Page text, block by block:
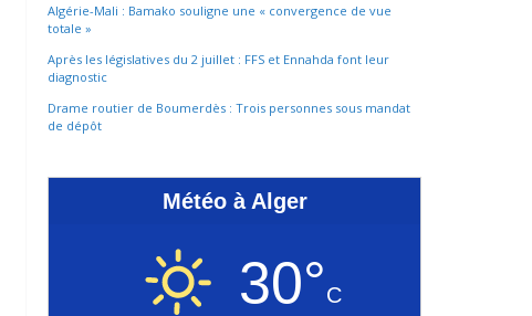
Algérie-Mali : Bamako souligne une « convergence de vue
totale »
Après les législatives du 2 juillet : FFS et Ennahda font leur
diagnostic
Drame routier de Boumerdès : Trois personnes sous mandat
de dépôt
Météo à Alger
30°C